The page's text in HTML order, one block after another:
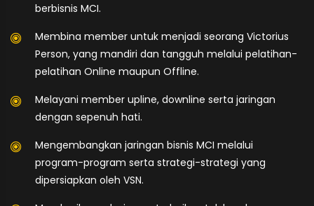
berbisnis MCI.
Membina member untuk menjadi seorang Victorius
Person, yang mandiri dan tangguh melalui pelatihan-
pelatihan Online maupun Offline.
Melayani member upline, downline serta jaringan
dengan sepenuh hati.
Mengembangkan jaringan bisnis MCI melalui
program-program serta strategi-strategi yang
dipersiapkan oleh VSN.